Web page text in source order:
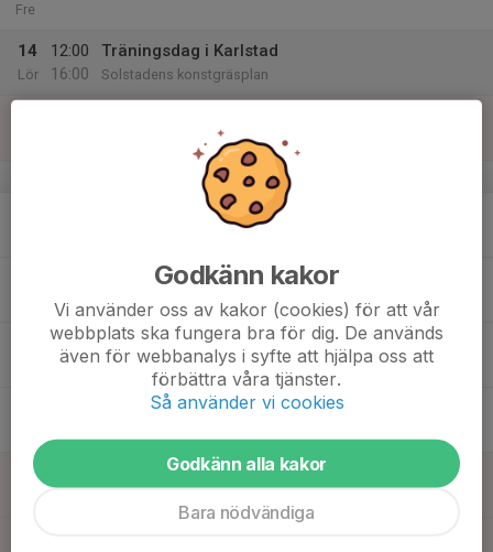
Fre
14
Lör
12:00
16:00
Träningsdag i Karlstad
Solstadens konstgräsplan
v.25
20:00
Träning
Rosenlunds IP
Träning
20
Godkänn kakor
Vi använder oss av kakor (cookies) för att vår
webbplats ska fungera bra för dig. De används
även för webbanalys i syfte att hjälpa oss att
förbättra våra tjänster.
Så använder vi cookies
Godkänn alla kakor
Bara nödvändiga